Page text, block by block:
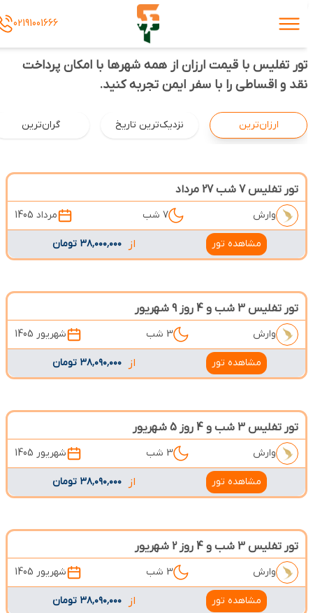
02191001666
تور تفلیس با قیمت ارزان از همه شهرها با امکان پرداخت
نقد و اقساطی را با سفر ایمن تجربه کنید.
ارزان‌ترین نزدیک‌ترین تاریخ گران‌ترین
تور تفلیس 7 شب 27 مرداد
وارش 7 شب مرداد 1405
مشاهده تور از ۳۸٬۰۰۰٬۰۰۰ تومان
تور تفلیس 3 شب و 4 روز 9 شهریور
وارش 3 شب شهریور 1405
مشاهده تور از ۳۸٬۰۹۰٬۰۰۰ تومان
تور تفلیس 3 شب و 4 روز 5 شهریور
وارش 3 شب شهریور 1405
مشاهده تور از ۳۸٬۰۹۰٬۰۰۰ تومان
تور تفلیس 3 شب و 4 روز 2 شهریور
وارش 3 شب شهریور 1405
مشاهده تور از ۳۸٬۰۹۰٬۰۰۰ تومان